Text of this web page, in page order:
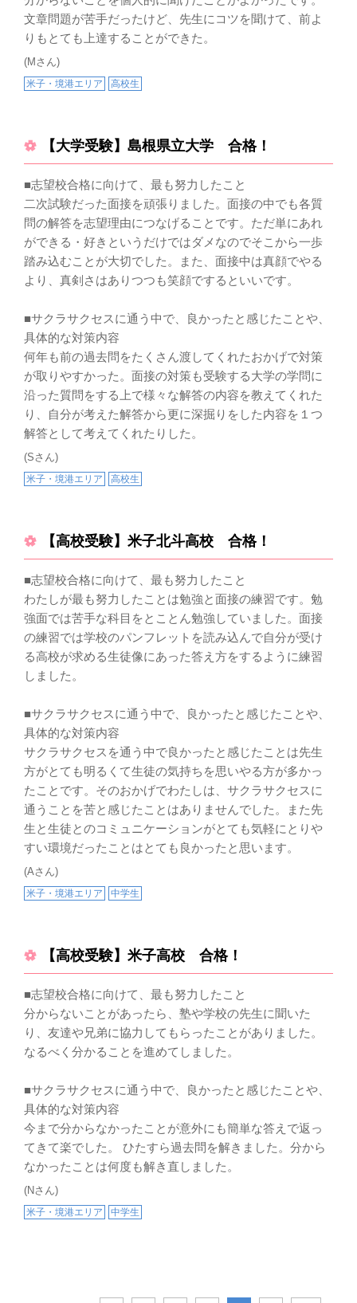
文章問題が苦手だったけど、先生にコツを聞けて、前よ
りもとても上達することができた。
(Mさん)
米子・境港エリア 高校生
【大学受験】島根県立大学 合格！
■志望校合格に向けて、最も努力したこと
二次試験だった面接を頑張りました。面接の中でも各質
問の解答を志望理由につなげることです。ただ単にあれ
ができる・好きというだけではダメなのでそこから一歩
踏み込むことが大切でした。また、面接中は真顔でやる
より、真剣さはありつつも笑顔でするといいです。
■サクラサクセスに通う中で、良かったと感じたことや、
具体的な対策内容
何年も前の過去問をたくさん渡してくれたおかげで対策
が取りやすかった。面接の対策も受験する大学の学問に
沿った質問をする上で様々な解答の内容を教えてくれた
り、自分が考えた解答から更に深掘りをした内容を１つ
解答として考えてくれたりした。
(Sさん)
米子・境港エリア 高校生
【高校受験】米子北斗高校 合格！
■志望校合格に向けて、最も努力したこと
わたしが最も努力したことは勉強と面接の練習です。勉
強面では苦手な科目をとことん勉強していました。面接
の練習では学校のパンフレットを読み込んで自分が受け
る高校が求める生徒像にあった答え方をするように練習
しました。
■サクラサクセスに通う中で、良かったと感じたことや、
具体的な対策内容
サクラサクセスを通う中で良かったと感じたことは先生
方がとても明るくて生徒の気持ちを思いやる方が多かっ
たことです。そのおかげでわたしは、サクラサクセスに
通うことを苦と感じたことはありませんでした。また先
生と生徒とのコミュニケーションがとても気軽にとりや
すい環境だったことはとても良かったと思います。
(Aさん)
米子・境港エリア 中学生
【高校受験】米子高校 合格！
■志望校合格に向けて、最も努力したこと
分からないことがあったら、塾や学校の先生に聞いた
り、友達や兄弟に協力してもらったことがありました。
なるべく分かることを進めてしました。
■サクラサクセスに通う中で、良かったと感じたことや、
具体的な対策内容
今まで分からなかったことが意外にも簡単な答えで返っ
てきて楽でした。 ひたすら過去問を解きました。分から
なかったことは何度も解き直しました。
(Nさん)
米子・境港エリア 中学生